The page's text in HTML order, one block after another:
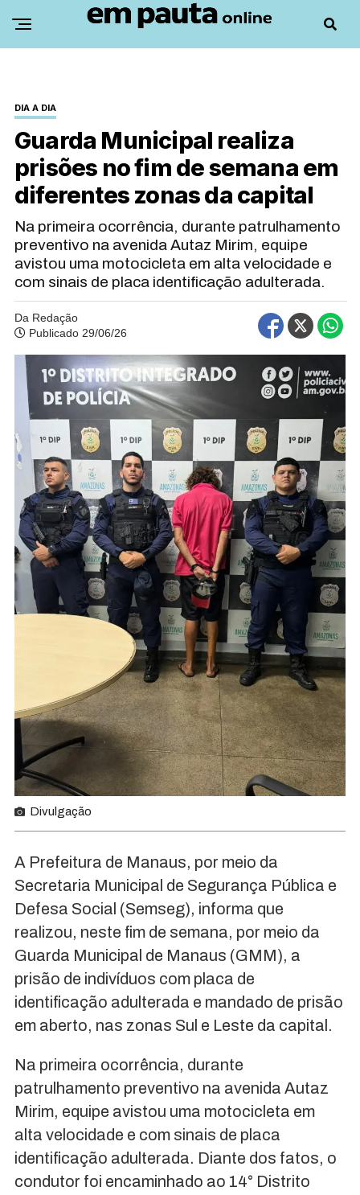
DIA A DIA
Guarda Municipal realiza
prisões no fim de semana em
diferentes zonas da capital
Na primeira ocorrência, durante patrulhamento
preventivo na avenida Autaz Mirim, equipe
avistou uma motocicleta em alta velocidade e
com sinais de placa identificação adulterada.
Da Redação
Publicado 29/06/26
Divulgação
A Prefeitura de Manaus, por meio da
Secretaria Municipal de Segurança Pública e
Defesa Social (Semseg), informa que
realizou, neste fim de semana, por meio da
Guarda Municipal de Manaus (GMM), a
prisão de indivíduos com placa de
identificação adulterada e mandado de prisão
em aberto, nas zonas Sul e Leste da capital.
Na primeira ocorrência, durante
patrulhamento preventivo na avenida Autaz
Mirim, equipe avistou uma motocicleta em
alta velocidade e com sinais de placa
identificação adulterada. Diante dos fatos, o
condutor foi encaminhado ao 14° Distrito